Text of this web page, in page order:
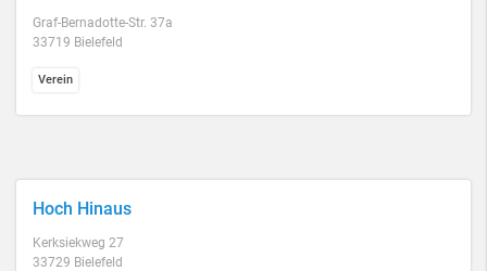
Graf-Bernadotte-Str. 37a
33719 Bielefeld
Verein
Hoch Hinaus
Kerksiekweg 27
33729 Bielefeld